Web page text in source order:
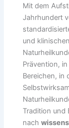
Mit dem
Jahrhundert
und
Prävention,
Bereichen, in
Tradition und
nach